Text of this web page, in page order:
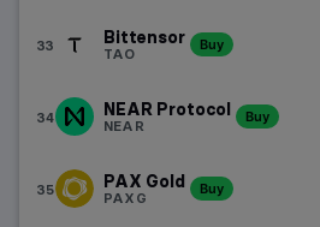
33 Bittensor
TAO
Buy
34 NEAR Protocol
NEAR
Buy
35 PAX Gold
PAXG
Buy